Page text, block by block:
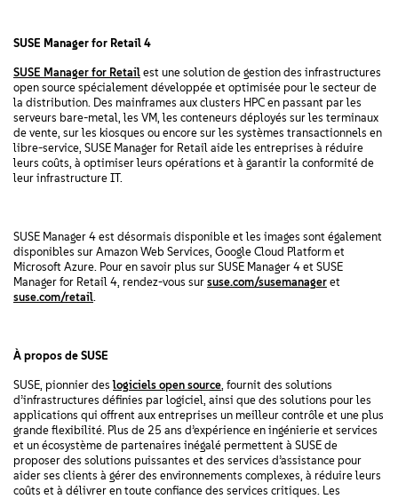
SUSE Manager for Retail 4
SUSE Manager for Retail est une solution de gestion des infrastructures
open source spécialement développée et optimisée pour le secteur de
la distribution. Des mainframes aux clusters HPC en passant par les
serveurs bare-metal, les VM, les conteneurs déployés sur les terminaux
de vente, sur les kiosques ou encore sur les systèmes transactionnels en
libre-service, SUSE Manager for Retail aide les entreprises à réduire
leurs coûts, à optimiser leurs opérations et à garantir la conformité de
leur infrastructure IT.
SUSE Manager 4 est désormais disponible et les images sont également
disponibles sur Amazon Web Services, Google Cloud Platform et
Microsoft Azure. Pour en savoir plus sur SUSE Manager 4 et SUSE
Manager for Retail 4, rendez-vous sur suse.com/susemanager et
suse.com/retail.
À propos de SUSE
SUSE, pionnier deslogiciels open source, fournit des solutions
d’infrastructures définies par logiciel, ainsi que des solutions pour les
applications qui offrent aux entreprises un meilleur contrôle et une plus
grande flexibilité. Plus de 25 ans d’expérience en ingénierie et services
et un écosystème de partenaires inégalé permettent à SUSE de
proposer des solutions puissantes et des services d’assistance pour
aider ses clients à gérer des environnements complexes, à réduire leurs
coûts et à délivrer en toute confiance des services critiques. Les